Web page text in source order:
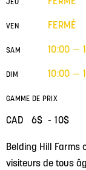
Belding Hill Farms
visiteurs de tous
VEN FERMÉ
SAM 10:00 —
DIM 10:00 —
GAMME DE PRIX
CAD 6$ - 10$